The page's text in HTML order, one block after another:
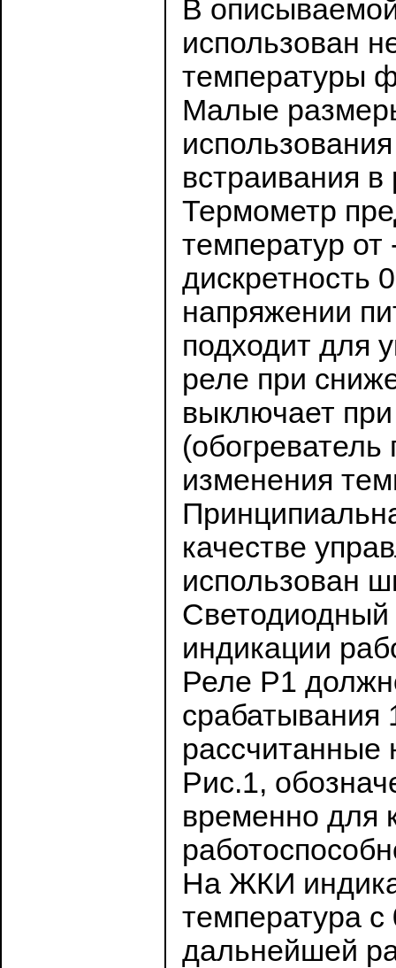
В
использован
температуры
Малые
встраивания в
Термометр
температур от
дискретность
напряжении
подходит для
реле при
выключает
изменения
качестве
использован
Светодиодный
индикации
Реле Р1
срабатывания
рассчитанные
Рис.1,
временно для
На ЖКИ
температура с
дальнейшей